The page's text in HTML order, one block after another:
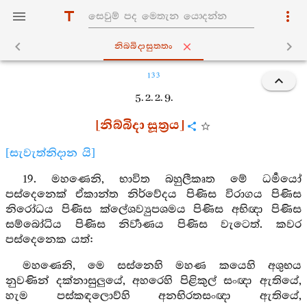
නිබ‍්බිදාසුත‍්තං
133
5. 2. 2. 9.
[නිබ්බිදා සූත්‍රය]
[සැවැත්නිදාන යි]
19. මහණෙනි, භාවිත බහුලීකෘත මේ ධර්‍මයෝ
පස්දෙනෙක් ඒකාන්ත නිර්වේදය පිණිස විරාගය පිණිස
නිරෝධය පිණිස ක්ලේශව්‍යුපශමය පිණිස අභිඥා පිණිස
සම්බෝධිය පිණිස නිර්‍වාණය පිණිස වැටෙත්. කවර
පස්දෙනෙක යත්:
මහණෙනි, මෙ සස්නෙහි මහණ කයෙහි අශුභය
නුවණින් දක්නාසුලුයේ, අහරෙහි පිළිකුල් සංඥා ඇතියේ,
හැම පස්කඳලොව්හි අනභිරතසංඥා ඇතියේ,